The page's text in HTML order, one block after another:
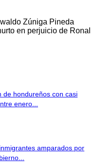
Zúniga Pineda
en perjuicio de Ronal
de hondureños con casi
enero...
amparados por